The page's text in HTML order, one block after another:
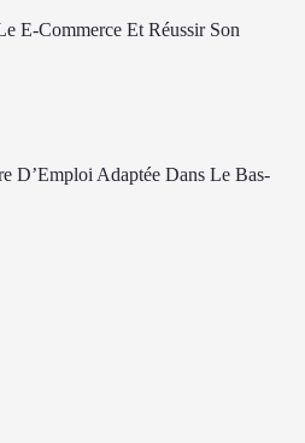
E-Commerce Et Réussir Son
D’Emploi Adaptée Dans Le Bas-